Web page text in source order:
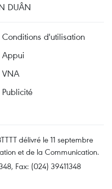
DUÂN
Conditions d'utilisation
Appui
VNA
Publicité
délivré le 11 septembre
et de la Communication.
Fax: (024) 39411348